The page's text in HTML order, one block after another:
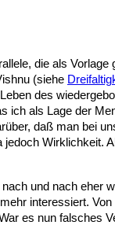
die als
(siehe
des
als Lage der
daß man bei
Wirklichkeit.
und nach eher
interessiert.
es nun falsches